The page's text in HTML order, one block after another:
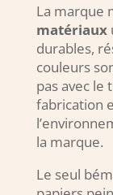
La marque
matériaux
durables,
couleurs
pas avec le
fabrication
la marque.
Le seul